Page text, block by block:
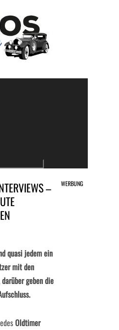
–
WERBUNG
quasi jedem ein
mit den
geben die
Oldtimer